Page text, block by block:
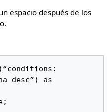
espacio después de los
desc”) as